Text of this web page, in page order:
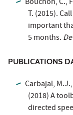
T. (2015).
important
5 months.
PUBLICATIONS
Carbajal,
(2018) A
directed